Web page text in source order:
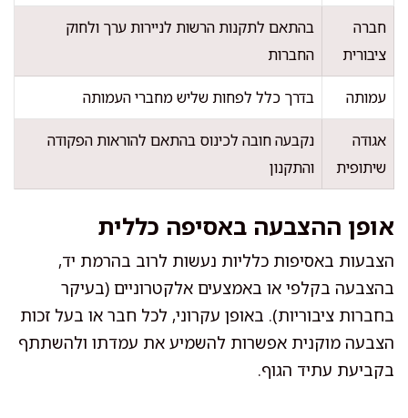
חברה
ציבורית
בהתאם לתקנות הרשות לניירות ערך ולחוק
החברות
עמותה בדרך כלל לפחות שליש מחברי העמותה
אגודה
שיתופית
נקבעה חובה לכינוס בהתאם להוראות הפקודה
והתקנון
אופן ההצבעה באסיפה כללית
הצבעות באסיפות כלליות נעשות לרוב בהרמת יד,
בהצבעה בקלפי או באמצעים אלקטרוניים (בעיקר
בחברות ציבוריות). באופן עקרוני, לכל חבר או בעל זכות
הצבעה מוקנית אפשרות להשמיע את עמדתו ולהשתתף
בקביעת עתיד הגוף.